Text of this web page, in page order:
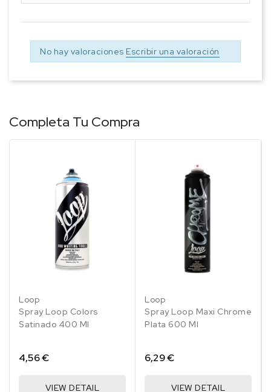
No hay valoraciones Escribir una valoración
Completa Tu Compra
101
Loop
Spray Loop Colors
Satinado 400 Ml
4,56 €
VIEW DETAIL
Loop
Spray Loop Maxi Chrome
Plata 600 Ml
6,29 €
VIEW DETAIL